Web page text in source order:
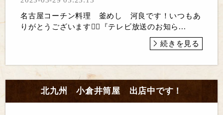
名古屋コーチン料理 釜めし 河良です！いつもあ
りがとうございます🙇‍♂️『テレビ放送のお知ら...
続きを見る
北九州 小倉井筒屋 出店中です！